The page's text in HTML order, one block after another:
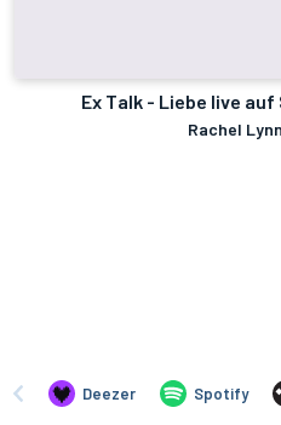
Ex Talk - Liebe live
Rachel
Deezer Spotify